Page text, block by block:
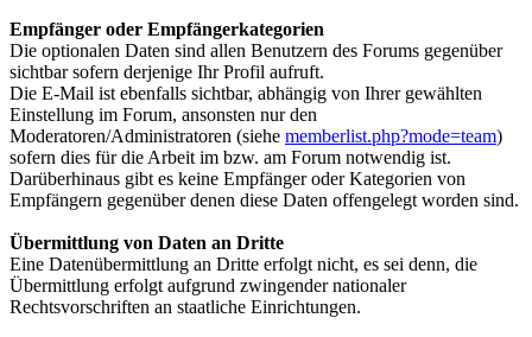
Emp­fän­ger oder Emp­fän­ger­ka­te­go­ri­en
Die optionalen Daten sind allen Benutzern des Forums gegenüber
sichtbar sofern derjenige Ihr Profil aufruft.
Die E-Mail ist ebenfalls sichtbar, abhängig von Ihrer gewählten
Einstellung im Forum, ansonsten nur den
Moderatoren/Administratoren (siehe memberlist.php?mode=team)
sofern dies für die Arbeit im bzw. am Forum notwendig ist.
Darüberhinaus gibt es keine Empfänger oder Kategorien von
Empfängern gegenüber denen diese Daten offengelegt worden sind.
Über­mitt­lung von Da­ten an Drit­te
Eine Datenübermittlung an Dritte erfolgt nicht, es sei denn, die
Übermittlung erfolgt aufgrund zwingender nationaler
Rechtsvorschriften an staatliche Einrichtungen.